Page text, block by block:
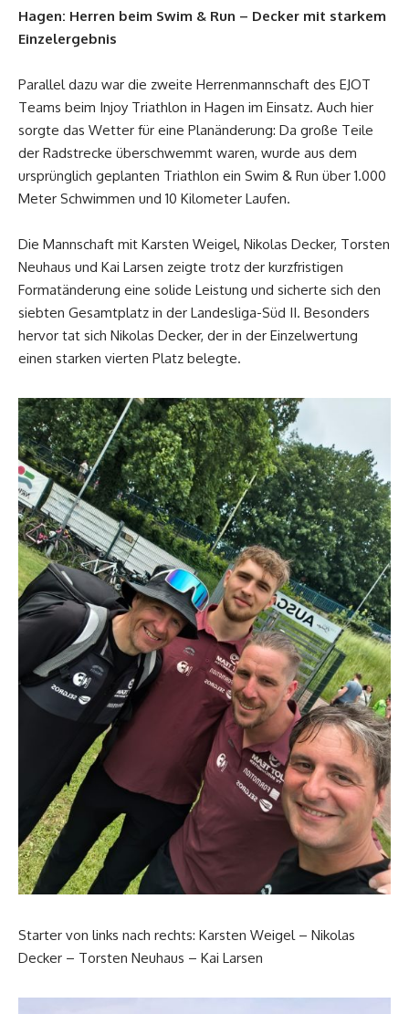
Hagen: Herren beim Swim & Run – Decker mit starkem
Einzelergebnis
Parallel dazu war die zweite Herrenmannschaft des EJOT
Teams beim Injoy Triathlon in Hagen im Einsatz. Auch hier
sorgte das Wetter für eine Planänderung: Da große Teile
der Radstrecke überschwemmt waren, wurde aus dem
ursprünglich geplanten Triathlon ein Swim & Run über 1.000
Meter Schwimmen und 10 Kilometer Laufen.
Die Mannschaft mit Karsten Weigel, Nikolas Decker, Torsten
Neuhaus und Kai Larsen zeigte trotz der kurzfristigen
Formatänderung eine solide Leistung und sicherte sich den
siebten Gesamtplatz in der Landesliga-Süd II. Besonders
hervor tat sich Nikolas Decker, der in der Einzelwertung
einen starken vierten Platz belegte.
Starter von links nach rechts: Karsten Weigel – Nikolas
Decker – Torsten Neuhaus – Kai Larsen